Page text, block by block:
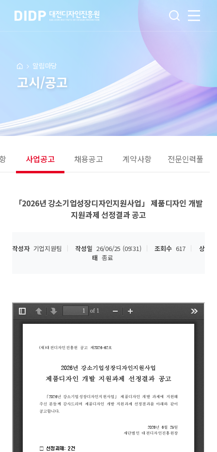
알림마당
고시/공고
사업공고 채용공고 계약사항 전문인력풀
「2026년 강소기업성장디자인지원사업」 제품디자인 개발
지원과제 선정결과 공고
작성자 기업지원팀 작성일 26/06/25 (09:31) 조회수 617
상
태 종료